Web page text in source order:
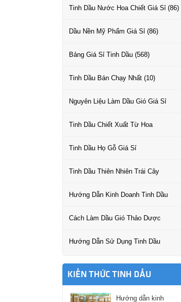
Tinh Dầu Nước Hoa Chiết Giá Sỉ (86)
Dầu Nền Mỹ Phẩm Giá Sỉ (86)
Bảng Giá Sỉ Tinh Dầu (568)
Tinh Dầu Bán Chạy Nhất (10)
Nguyên Liệu Làm Dầu Gió Giá Sỉ
Tinh Dầu Chiết Xuất Từ Hoa
Tinh Dầu Họ Gỗ Giá Sỉ
Tinh Dầu Thiên Nhiên Trái Cây
Hướng Dẫn Kinh Doanh Tinh Dầu
Cách Làm Dầu Gió Thảo Dược
Hướng Dẫn Sử Dụng Tinh Dầu
KIẾN THỨC TINH DẦU
Hướng dẫn kinh